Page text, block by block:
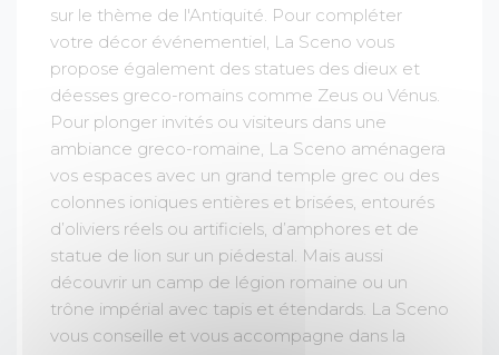
sur le thème de l'Antiquité. Pour compléter
votre décor événementiel, La Sceno vous
propose également des statues des dieux et
déesses greco-romains comme Zeus ou Vénus.
Pour plonger invités ou visiteurs dans une
ambiance greco-romaine, La Sceno aménagera
vos espaces avec un grand temple grec ou des
colonnes ioniques entières et brisées, entourés
d’oliviers réels ou artificiels, d’amphores et de
statue de lion sur un piédestal. Mais aussi
découvrir un camp de légion romaine ou un
trône impérial avec tapis et étendards. La Sceno
vous conseille et vous accompagne dans la